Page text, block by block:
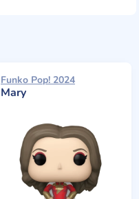
Funko Pop! 2024
Mary